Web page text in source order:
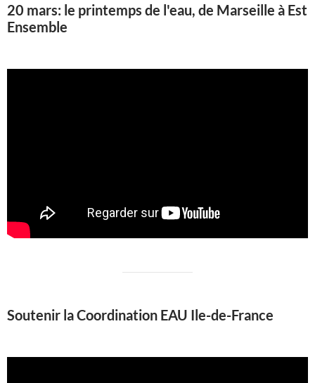
20 mars: le printemps de l'eau, de Marseille à Est
Ensemble
Soutenir la Coordination EAU Ile-de-France